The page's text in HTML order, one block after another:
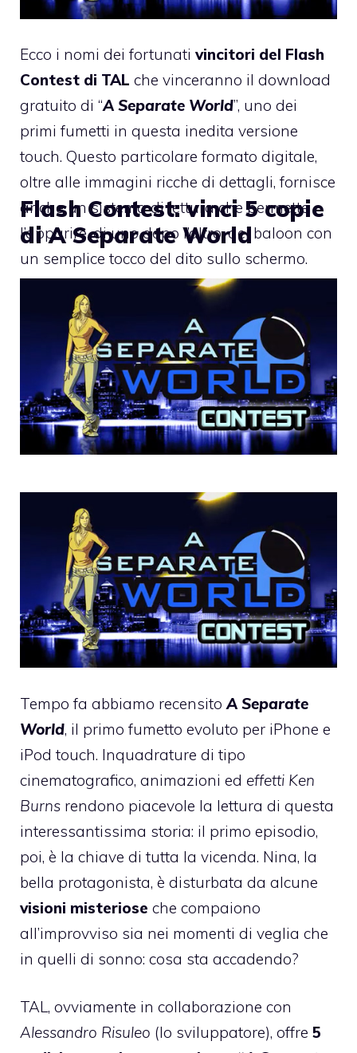
Ecco i nomi dei fortunati vincitori del Flash
Contest di TAL che vinceranno il download
gratuito di “A Separate World”, uno dei
primi fumetti in questa inedita versione
touch. Questo particolare formato digitale,
oltre alle immagini ricche di dettagli, fornisce
anche un sistema di lettura che permette
l’apparire, di uno dopo l’altro, dei baloon con
un semplice tocco del dito sullo schermo.
A seguire lo screenshot dell’estrazione.
Flash Contest: vinci 5 copie
di A Separate World
Tempo fa abbiamo recensitoA Separate
World, il primo fumetto evoluto per iPhone e
iPod touch. Inquadrature di tipo
cinematografico, animazioni ed effetti Ken
Burns rendono piacevole la lettura di questa
interessantissima storia: il primo episodio,
poi, è la chiave di tutta la vicenda. Nina, la
bella protagonista, è disturbata da alcune
visioni misteriose che compaiono
all’improvviso sia nei momenti di veglia che
in quelli di sonno: cosa sta accadendo?
TAL, ovviamente in collaborazione con
Alessandro Risuleo (lo sviluppatore), offre 5